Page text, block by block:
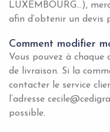
LUXEMBOURG…),
afin d’obtenir un devis
Comment modifier
Vous pouvez à chaque
de livraison. Si la
contacter le service
l’adresse
possible.